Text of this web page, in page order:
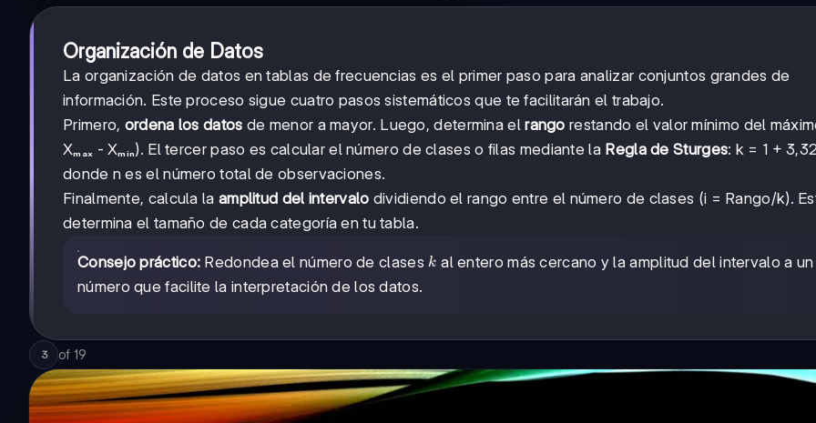
Organización de Datos
La organización de datos en tablas de frecuencias es el primer paso para analizar conjuntos grandes de
información. Este proceso sigue cuatro pasos sistemáticos que te facilitarán el trabajo.
Primero, ordena los datos de menor a mayor. Luego, determina elrango restando el valor mínimo del
Xₘₐₓ - Xₘᵢₙ). El tercer paso es calcular el número de clases o filas mediante la Regla de Sturges: k = 1 +
donde n es el número total de observaciones.
Finalmente, calcula la amplitud del intervalo dividiendo el rango entre el número de clases (i = Rango/k).
determina el tamaño de cada categoría en tu tabla.
Consejo práctico: Redondea el número de clasesk
k al entero más cercano y la amplitud del intervalo a un
número que facilite la interpretación de los datos.
3 of 19